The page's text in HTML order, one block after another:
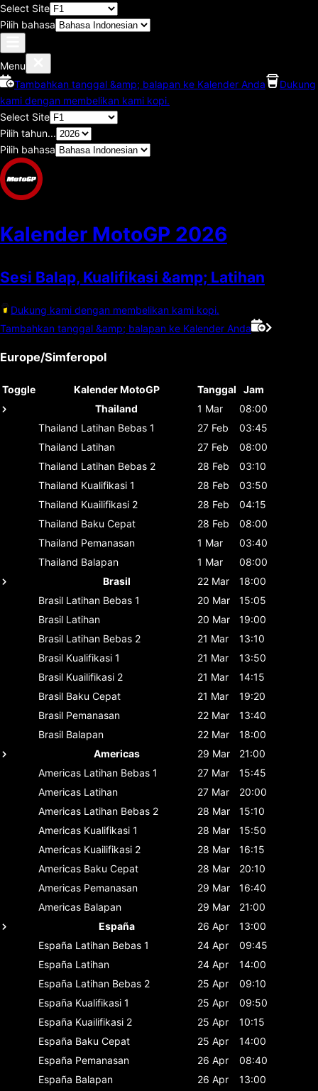
Select Site
Pilih bahasa
Menu
Tambahkan tanggal &amp; balapan ke Kalender Anda
Dukung
kami dengan membelikan kami kopi.
Select Site
Pilih tahun...
Pilih bahasa
Kalender MotoGP 2026
Sesi Balap, Kualifikasi &amp; Latihan
Dukung kami dengan membelikan kami kopi.
Tambahkan tanggal &amp; balapan ke Kalender Anda
Europe/Simferopol
Toggle Kalender MotoGP Tanggal
Jam
Thailand
1 Mar
08:00
Thailand Latihan Bebas 1 27 Feb
03:45
Thailand Latihan 27 Feb
08:00
Thailand Latihan Bebas 2 28 Feb
03:10
Thailand Kualifikasi 1 28 Feb
03:50
Thailand Kuailifikasi 2 28 Feb
04:15
Thailand Baku Cepat 28 Feb
08:00
Thailand Pemanasan 1 Mar
03:40
Thailand Balapan 1 Mar
08:00
Brasil
22 Mar
18:00
Brasil Latihan Bebas 1 20 Mar
15:05
Brasil Latihan 20 Mar
19:00
Brasil Latihan Bebas 2 21 Mar
13:10
Brasil Kualifikasi 1 21 Mar
13:50
Brasil Kuailifikasi 2 21 Mar
14:15
Brasil Baku Cepat 21 Mar
19:20
Brasil Pemanasan 22 Mar
13:40
Brasil Balapan 22 Mar
18:00
Americas
29 Mar
21:00
Americas Latihan Bebas 1 27 Mar
15:45
Americas Latihan 27 Mar
20:00
Americas Latihan Bebas 2 28 Mar
15:10
Americas Kualifikasi 1 28 Mar
15:50
Americas Kuailifikasi 2 28 Mar
16:15
Americas Baku Cepat 28 Mar
20:10
Americas Pemanasan 29 Mar
16:40
Americas Balapan 29 Mar
21:00
España
26 Apr
13:00
España Latihan Bebas 1 24 Apr
09:45
España Latihan 24 Apr
14:00
España Latihan Bebas 2 25 Apr
09:10
España Kualifikasi 1 25 Apr
09:50
España Kuailifikasi 2 25 Apr
10:15
España Baku Cepat 25 Apr
14:00
España Pemanasan 26 Apr
08:40
España Balapan 26 Apr
13:00